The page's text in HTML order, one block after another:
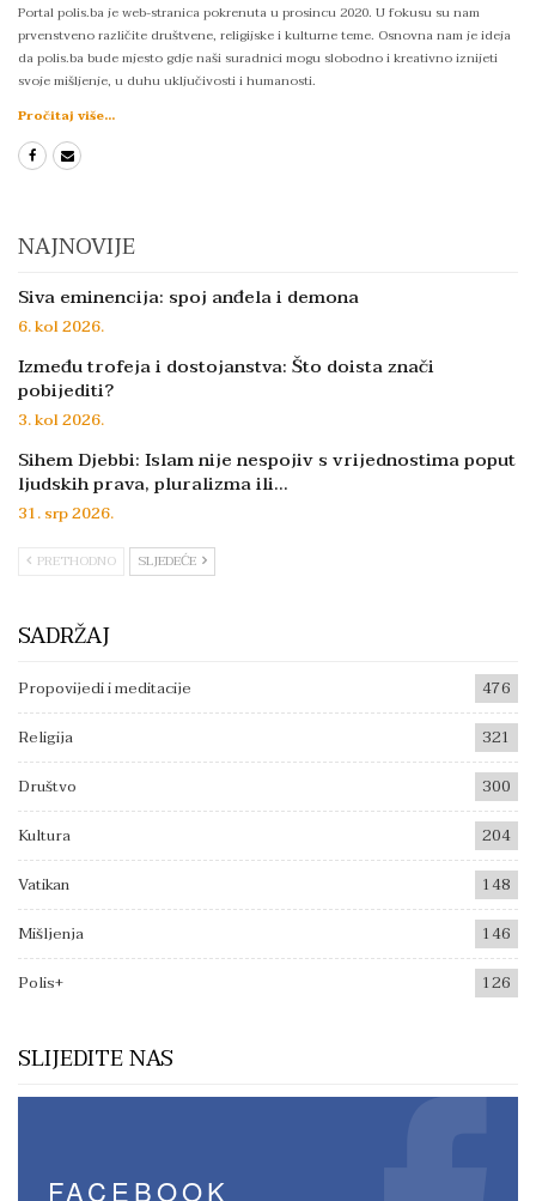
Portal polis.ba je web-stranica pokrenuta u prosincu 2020. U fokusu su nam
prvenstveno različite društvene, religijske i kulturne teme. Osnovna nam je ideja
da polis.ba bude mjesto gdje naši suradnici mogu slobodno i kreativno iznijeti
svoje mišljenje, u duhu uključivosti i humanosti.
Pročitaj više...
NAJNOVIJE
Siva eminencija: spoj anđela i demona
6. kol 2026.
Između trofeja i dostojanstva: Što doista znači
pobijediti?
3. kol 2026.
Sihem Djebbi: Islam nije nespojiv s vrijednostima poput
ljudskih prava, pluralizma ili…
31. srp 2026.
PRETHODNO SLJEDEĆE
SADRŽAJ
Propovijedi i meditacije
476
Religija
321
Društvo
300
Kultura
204
Vatikan
148
Mišljenja
146
Polis+
126
SLIJEDITE NAS
FACEBOOK